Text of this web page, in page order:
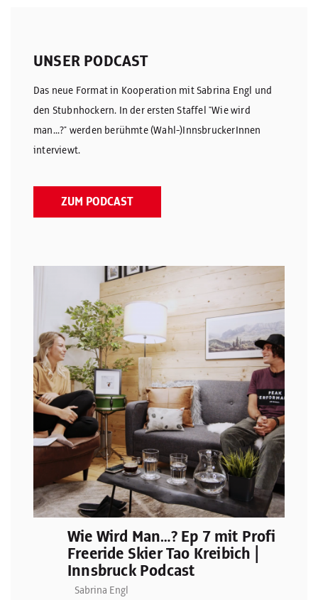
UNSER PODCAST
Das neue Format in Kooperation mit Sabrina Engl und
den Stubnhockern. In der ersten Staffel "Wie wird
man...?" werden berühmte (Wahl-)InnsbruckerInnen
interviewt.
ZUM PODCAST
Wie Wird Man…? Ep 7 mit Profi
Freeride Skier Tao Kreibich |
Innsbruck Podcast
Sabrina Engl